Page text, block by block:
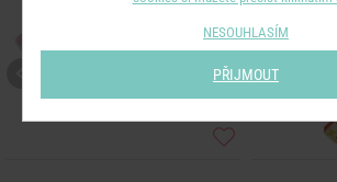
NESOUHLASÍM
PŘIJMOUT